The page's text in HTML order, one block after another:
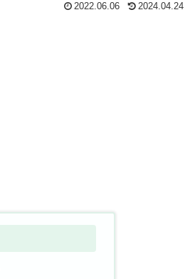
2022.06.06 2024.04.24